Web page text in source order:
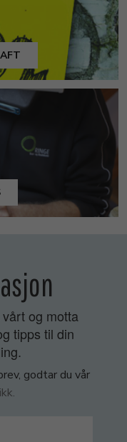
og motta
tipps til din
godtar du vår